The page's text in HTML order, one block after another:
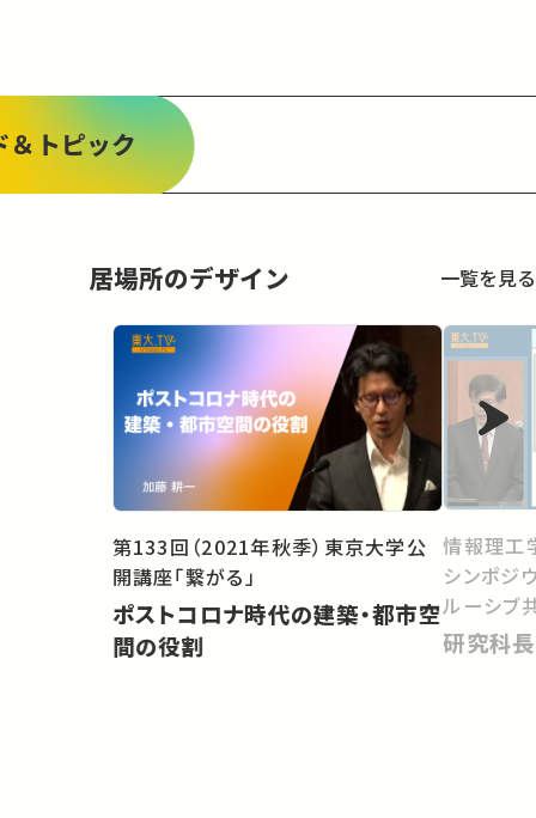
＆トピック
居場所のデザイン 一覧を見る
第133回（2021年秋季）東京大学公
開講座「繋がる」
ポストコロナ時代の建築・都市空
間の役割
情報理
シンポジ
ルーシブ
研究科